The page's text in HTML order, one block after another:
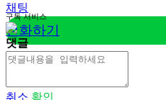
채팅
전화하기
구독 서비스
댓글
취소 확인